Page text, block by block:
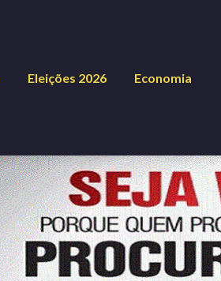
Eleições 2026 Economia